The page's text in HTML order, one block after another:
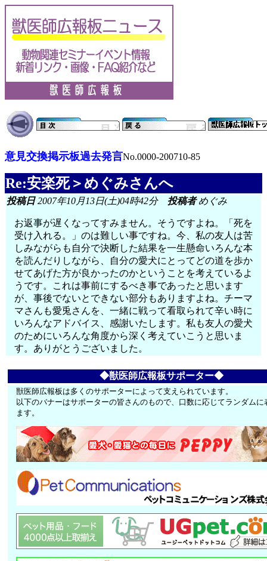
意見交換掲示板過去発言No.0000-200710-85
Re:安楽死＞めぐみさんへ
投稿日2007年10月13日(土)04時42分 投稿者めぐみ
お返事が遅くなってすみません。そうですよね。「死を
受け入れる。」のは難しい事ですね。今、私の友人は苦
しみながらも自分で決断した結果を一生懸命いろんな本
を読んだりしながら、自分の愛犬にとってどの道を歩か
せてあげた方が良かったのかということを考えているよ
うです。これは事前にするべき事であったと思います
が、事後でないとできない部分もありますよね。チーマ
マさんも愛兎さんを、一緒に戦って看取られて辛い時に
いろんなアドバイス、感謝いたします。私も友人の愛犬
のためにいろんな角度から深く考えていこうと思いま
す。ありがとうございました。
◆獣医師広報板サポーター◆
獣医師広報板は多くのサポーターによって支えられています。
以下のバナーはサポーターの皆さんのもので、口数に応じてランダムに
ます。